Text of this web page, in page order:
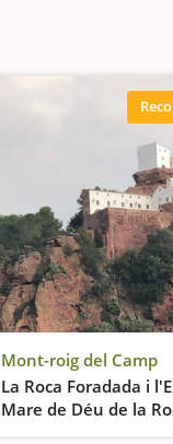
Mont-roig del Camp
La Roca Foradada i
Mare de Déu de la
Mont-roig del Camp